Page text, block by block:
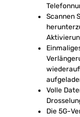
Scannen
Volle
Die 5G-